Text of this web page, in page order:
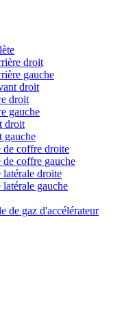
droit
gauche
droit
droit
gauche
droit
gauche
de coffre droite
coffre gauche
latérale droite
gauche
de gaz d'accélérateur